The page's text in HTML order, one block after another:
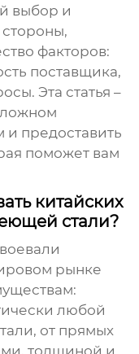
выбор и
факторов:
поставщика,
Эта статья –
и предоставить
поможет вам
китайских
стали?
рынке
любой
, от прямых